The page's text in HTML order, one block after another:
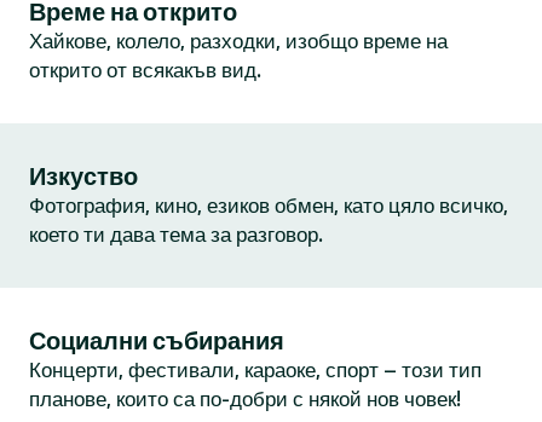
Време на открито
Хайкове, колело, разходки, изобщо време на
открито от всякакъв вид.
Изкуство
Фотография, кино, езиков обмен, като цяло всичко,
което ти дава тема за разговор.
Социални събирания
Концерти, фестивали, караоке, спорт – този тип
планове, които са по-добри с някой нов човек!